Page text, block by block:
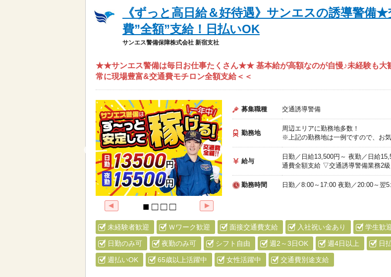
《ずっと高日給＆好待遇》サンエスの誘導警備★
費”全額”支給！日払いOK
サンエス警備保障株式会社 新宿支社
★★サンエス警備は毎日お仕事たくさん★★ 基本給が高額なのが自慢♪未経験も大
常に現場豊富&交通費モチロン全額支給＜＜
募集職種 交通誘導警備
勤務地
周辺エリアに勤務地多数！
※上記の勤務地は一例ですので、お
給与
日勤／日給13,500円～ 夜勤／日給
通費全額支給 ▽交通誘導警備業務2
勤務時間 日勤／8:00～17:00 夜勤／20:00～翌
未経験者歓迎 Ｗワーク歓迎 面接交通費支給 入社祝い金あり 学生歓
日勤のみ可 夜勤のみ可 シフト自由 週2～3日OK 週4日以上 日
週払いOK 65歳以上活躍中 女性活躍中 交通費別途支給